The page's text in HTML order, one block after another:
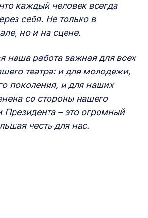
каждый человек всегда
себя. Не только в
но и на сцене.
наша работа важная для всех
театра: и для молодежи,
поколения, и для наших
со стороны нашего
Президента – это огромный
честь для нас.